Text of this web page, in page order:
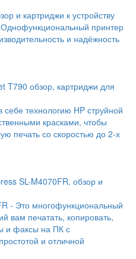
и картриджи к устройству
принтер
и надёжность
T790 обзор, картриджи для
технологию HP струйной
красками, чтобы
печать со скоростью до 2-х
SL-M4070FR, обзор и
- Это многофункциональный
вам печатать, копировать,
и факсы на ПК с
и отличной